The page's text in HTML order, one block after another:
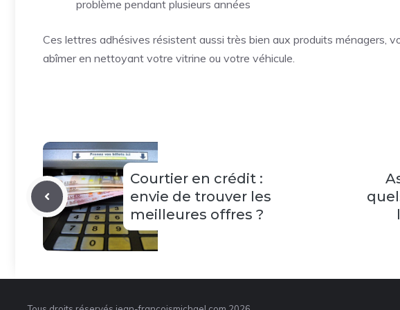
problème pendant plusieurs années
Ces lettres adhésives résistent aussi très bien aux produits ménagers,
abîmer en nettoyant votre vitrine ou votre véhicule.
Courtier en crédit :
envie de trouver les
meilleures offres ?